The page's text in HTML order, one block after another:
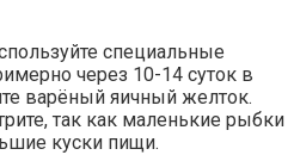
специальные
через 10-14 суток в
варёный яичный желток.
так как маленькие рыбки
куски пищи.